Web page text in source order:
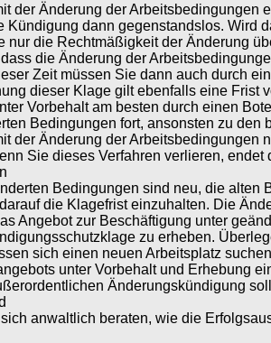
der Änderung der Arbeitsbedingungen
Kündigung dann gegenstandslos. Wird
nur die Rechtmäßigkeit der Änderung
die Änderung der
Zeit müssen Sie dann auch durch
dieser Klage gilt ebenfalls eine Frist
Vorbehalt am besten durch einen
Bedingungen fort, ansonsten zu den
der Änderung der
Sie dieses Verfahren verlieren,
Bedingungen sind neu, die alten
die Klagefrist einzuhalten. Die
Angebot zur Beschäftigung unter
zu erheben.
sich einen neuen Arbeitsplatz
unter Vorbehalt und Erhebung
Änderungskündigung
anwaltlich beraten, wie die